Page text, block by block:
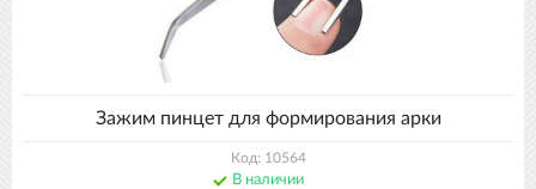
Зажим пинцет для формирования арки
Код: 10564
В наличии